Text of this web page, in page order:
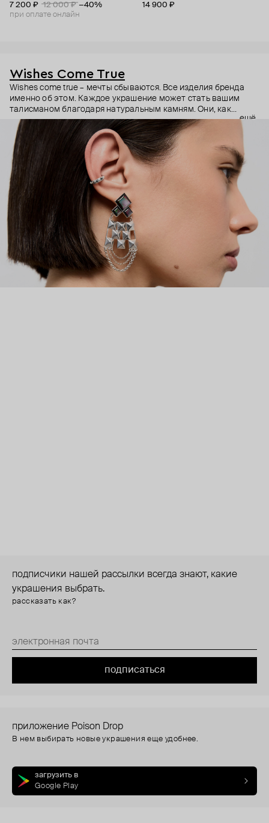
7 200 ₽
12 000 ₽ −40%
при оплате онлайн
14 900 ₽
Wishes Come True
Wishes come true – мечты сбываются. Все изделия бренда
именно об этом. Каждое украшение может стать вашим
талисманом благодаря натуральным камням. Они, как
известно, обладают очень сильной энергетикой и
различными свойствами – ваши желания рискуют сбыться.
Дизайнер Анастасия Тарасова мечтала о своём бренде
украшений, и её мечта сбылась.
ещё
подписчики нашей рассылки всегда знают, какие
украшения выбрать.
рассказать как?
подписаться
приложение Poison Drop
В нем выбирать новые украшения еще удобнее.
загрузить в
Google Play